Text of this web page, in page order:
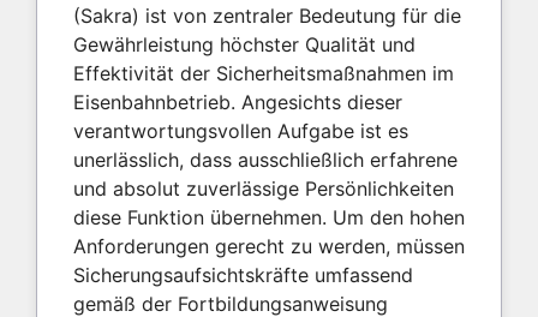
(Sakra) ist von zentraler Bedeutung für die
Gewährleistung höchster Qualität und
Effektivität der Sicherheitsmaßnahmen im
Eisenbahnbetrieb. Angesichts dieser
verantwortungsvollen Aufgabe ist es
unerlässlich, dass ausschließlich erfahrene
und absolut zuverlässige Persönlichkeiten
diese Funktion übernehmen. Um den hohen
Anforderungen gerecht zu werden, müssen
Sicherungsaufsichtskräfte umfassend
gemäß der Fortbildungsanweisung